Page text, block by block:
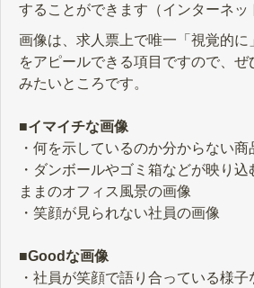
することができます（インターネッ
画像は、求人票上で唯一「視覚的に
をアピールできる項目ですので、
みたいところです。
■イマイチな画像
・何を示しているのか分からない
・ダンボールやゴミ箱などが映り
ままのオフィス風景の画像
・笑顔が見られない社員の画像
■Goodな画像
・社員が笑顔で語り合っている様